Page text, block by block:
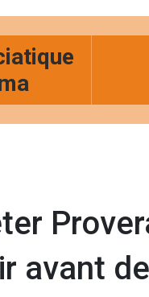
avant